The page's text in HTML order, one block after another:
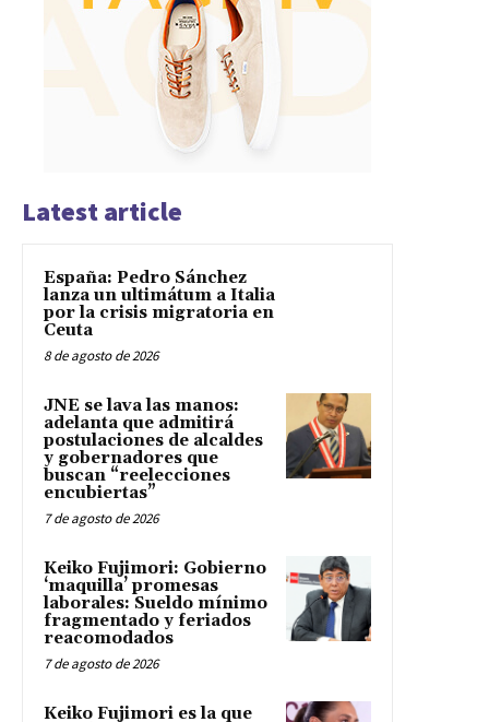
Latest article
España: Pedro Sánchez
lanza un ultimátum a Italia
por la crisis migratoria en
Ceuta
8 de agosto de 2026
JNE se lava las manos:
adelanta que admitirá
postulaciones de alcaldes
y gobernadores que
buscan “reelecciones
encubiertas”
7 de agosto de 2026
Keiko Fujimori: Gobierno
‘maquilla’ promesas
laborales: Sueldo mínimo
fragmentado y feriados
reacomodados
7 de agosto de 2026
Keiko Fujimori es la que